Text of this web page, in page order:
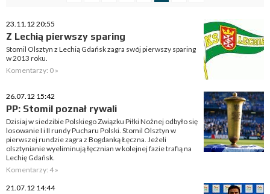
23.11.12 20:55
Z Lechią pierwszy sparing
Stomil Olsztyn z Lechią Gdańsk zagra swój pierwszy sparing
w 2013 roku.
Komentarzy: 0 »
26.07.12 15:42
PP: Stomil poznał rywali
Dzisiaj w siedzibie Polskiego Związku Piłki Nożnej odbyło się
losowanie I i II rundy Pucharu Polski. Stomil Olsztyn w
pierwszej rundzie zagra z Bogdanką Łęczna. Jeżeli
olsztynianie wyeliminują łęcznian w kolejnej fazie trafią na
Lechię Gdańsk.
Komentarzy: 4 »
21.07.12 14:44